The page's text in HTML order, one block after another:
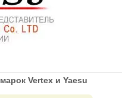
Vertex и Yaesu